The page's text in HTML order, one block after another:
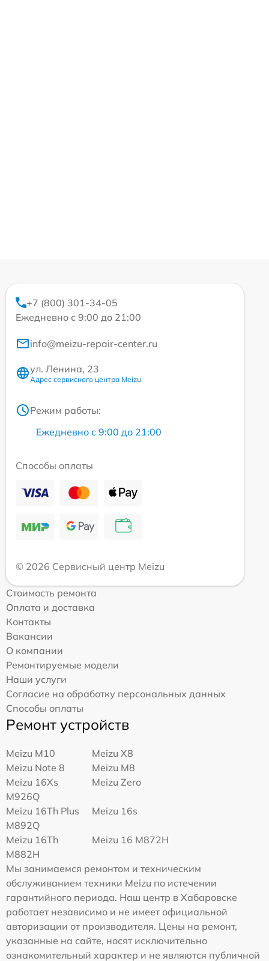
+7 (800) 301-34-05
Ежедневно с 9:00 до 21:00
info@meizu-repair-center.ru
ул. Ленина, 23
Адрес сервисного центра Meizu
Режим работы:
Ежедневно с 9:00 до 21:00
Способы оплаты
© 2026 Сервисный центр Meizu
Стоимость ремонта
Оплата и доставка
Контакты
Вакансии
О компании
Ремонтируемые модели
Наши услуги
Согласие на обработку персональных данных
Способы оплаты
Ремонт устройств
Meizu M10
Meizu X8
Meizu Note 8
Meizu M8
Meizu 16Xs
M926Q
Meizu Zero
Meizu 16Th Plus
M892Q
Meizu 16s
Meizu 16Th
M882H
Meizu 16 M872H
Мы занимаемся ремонтом и техническим
обслуживанием техники Meizu по истечении
гарантийного периода. Наш центр в Хабаровске
работает независимо и не имеет официальной
авторизации от производителя. Цены на ремонт,
указанные на сайте, носят исключительно
ознакомительный характер и не являются публичной